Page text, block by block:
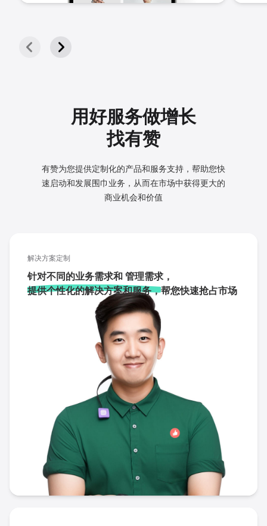
用好服务做增长
找有赞
有赞为您提供定制化的产品和服务支持，帮助您快
速启动和发展围巾业务，从而在市场中获得更大的
商业机会和价值
解决方案定制
针对不同的业务需求和 管理需求，
提供个性化的解决方案和服务，帮您快速抢占市场